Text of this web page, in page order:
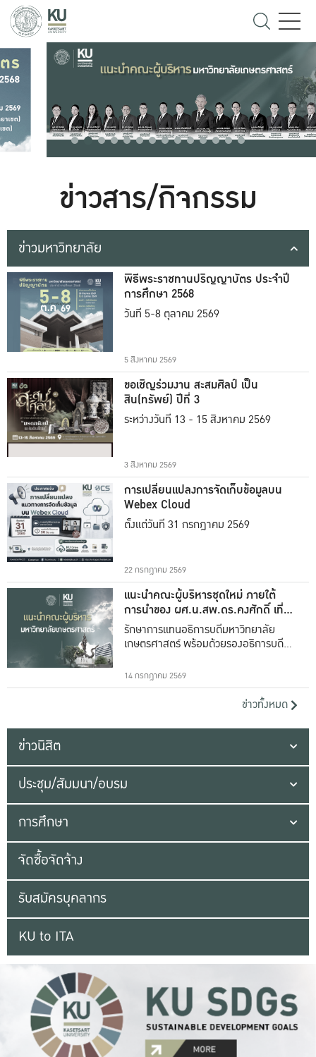
ข่าวสาร/กิจกรรม
ข่าวมหาวิทยาลัย
พิธีพระราชทานปริญญาบัตร ประจำปี
การศึกษา 2568
วันที่ 5-8 ตุลาคม 2569
5 สิงหาคม 2569
ขอเชิญร่วมงาน สะสมศิลป์ เป็น
สิน(ทรัพย์) ปีที่ 3
ระหว่างวันที่ 13 - 15 สิงหาคม 2569
3 สิงหาคม 2569
การเปลี่ยนแปลงการจัดเก็บข้อมูลบน
Webex Cloud
ตั้งแต่วันที่ 31 กรกฎาคม 2569
22 กรกฎาคม 2569
แนะนำคณะผู้บริหารชุดใหม่ ภายใต้
การนำของ ผศ.น.สพ.ดร.คงศักดิ์ เที่ยง
ธรรม
รักษาการแทนอธิการบดีมหาวิทยาลัย
เกษตรศาสตร์ พร้อมด้วยรองอธิการบดีทั้ง
14 กรกฎาคม 2569
ข่าวทั้งหมด
ข่าวนิสิต
ประชุม/สัมมนา/อบรม
การศึกษา
จัดซื้อจัดจ้าง
รับสมัครบุคลากร
KU to ITA